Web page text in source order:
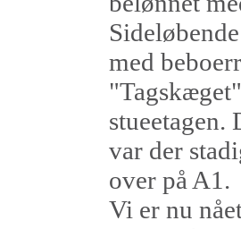
med
var der
over på A1.
Vi er nu